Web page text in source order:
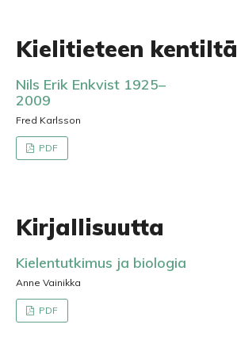
Kielitieteen kentiltä
Nils Erik Enkvist 1925–
2009
Fred Karlsson
PDF
Kirjallisuutta
Kielentutkimus ja biologia
Anne Vainikka
PDF